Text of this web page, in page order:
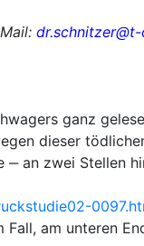
ganz
dieser
‒ an zwei Stellen
Fall, am unteren